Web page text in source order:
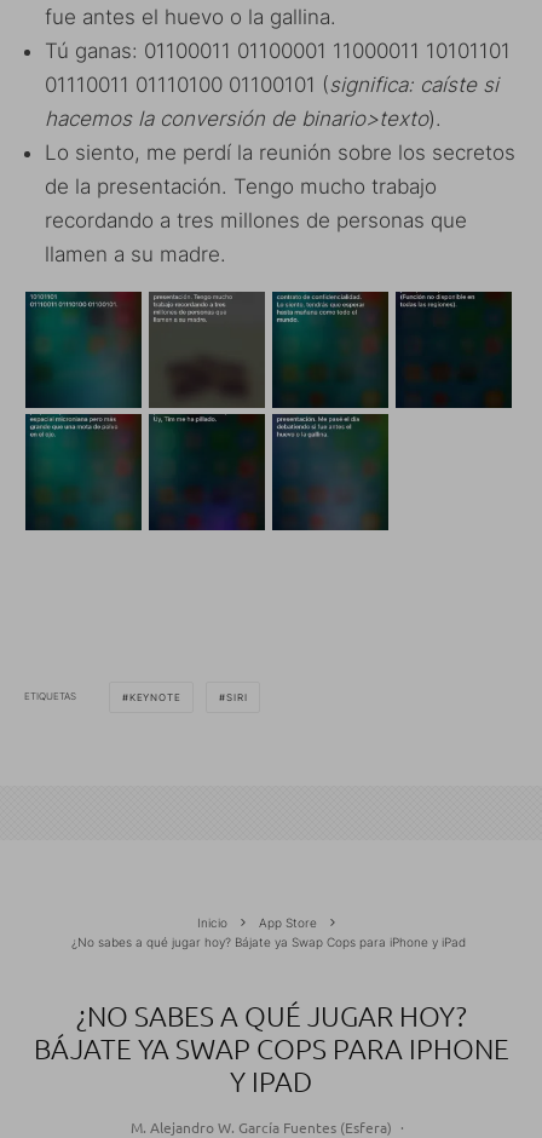
fue antes el huevo o la gallina.
Tú ganas: 01100011 01100001 11000011 10101101
01110011 01110100 01100101 (significa: caíste si
hacemos la conversión de binario>texto).
Lo siento, me perdí la reunión sobre los secretos
de la presentación. Tengo mucho trabajo
recordando a tres millones de personas que
llamen a su madre.
ETIQUETAS KEYNOTE SIRI
Inicio
App Store
¿No sabes a qué jugar hoy? Bájate ya Swap Cops para iPhone y iPad
¿NO SABES A QUÉ JUGAR HOY?
BÁJATE YA SWAP COPS PARA IPHONE
Y IPAD
M. Alejandro W. García Fuentes (Esfera) ·